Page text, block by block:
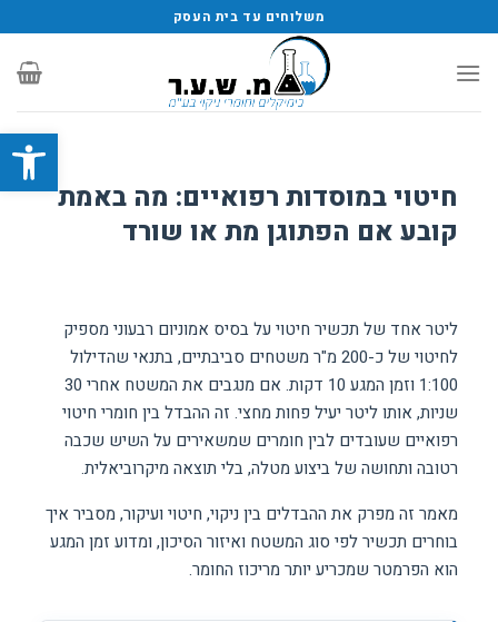
פתח
משלוחים עד בית העסק
חיטוי במוסדות רפואיים: מה באמת
קובע אם הפתוגן מת או שורד
ליטר אחד של תכשיר חיטוי על בסיס אמוניום רבעוני מספיק
לחיטוי של כ-200 מ"ר משטחים סביבתיים, בתנאי שהדילול
1:100 וזמן המגע 10 דקות. אם מנגבים את המשטח אחרי 30
שניות, אותו ליטר יעיל פחות מחצי. זה ההבדל בין חומרי חיטוי
רפואיים שעובדים לבין חומרים שמשאירים על השיש שכבה
רטובה ותחושה של ביצוע מטלה, בלי תוצאה מיקרוביאלית.
מאמר זה מפרק את ההבדלים בין ניקוי, חיטוי ועיקור, מסביר איך
בוחרים תכשיר לפי סוג המשטח ואיזור הסיכון, ומדוע זמן המגע
הוא הפרמטר שמכריע יותר מריכוז החומר.